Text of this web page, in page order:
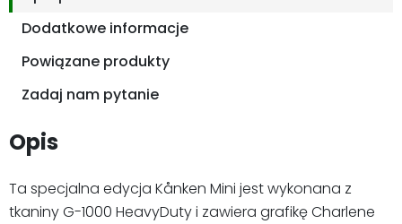
Dodatkowe informacje
Powiązane produkty
Zadaj nam pytanie
Opis
Ta specjalna edycja Kånken Mini jest wykonana z
tkaniny G-1000 HeavyDuty i zawiera grafikę Charlene